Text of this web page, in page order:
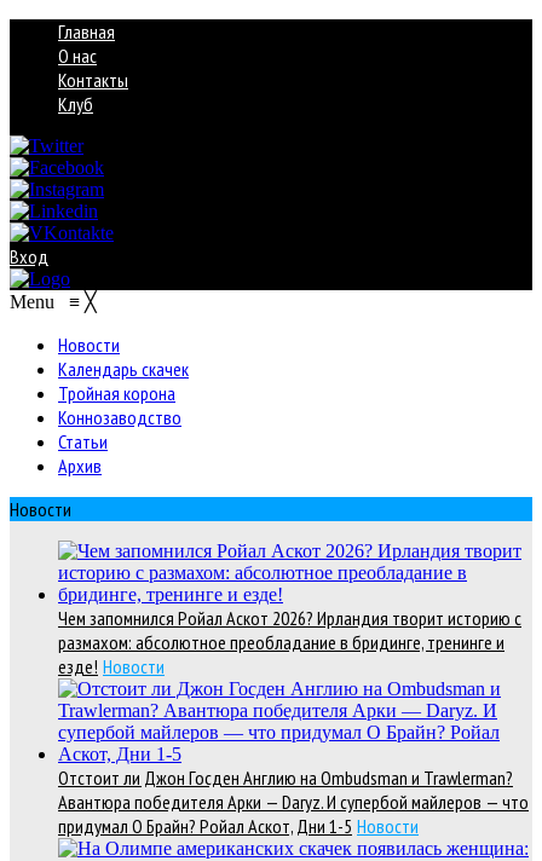
Главная
О нас
Контакты
Клуб
Вход
Menu ≡ ╳
Новости
Календарь скачек
Тройная корона
Коннозаводство
Статьи
Архив
Новости
Чем запомнился Ройал Аскот 2026? Ирландия творит историю с
размахом: абсолютное преобладание в бридинге, тренинге и
езде! Новости
Отстоит ли Джон Госден Англию на Ombudsman и Trawlerman?
Авантюра победителя Арки — Daryz. И супербой майлеров — что
придумал О Брайн? Ройал Аскот, Дни 1-5 Новости